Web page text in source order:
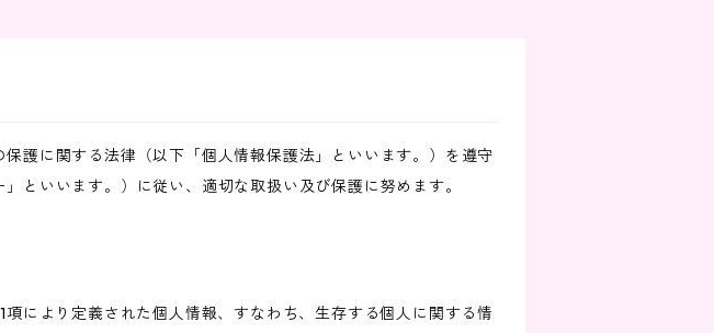
護に関する法律（以下「個人情報保護法」といいます。）を遵守
といいます。）に従い、適切な取扱い及び保護に努めます。
により定義された個人情報、すなわち、生存する個人に関する情